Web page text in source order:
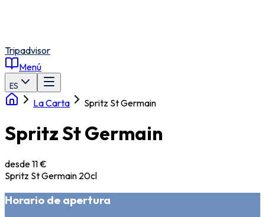
Tripadvisor
Menú
ES
La Carta Spritz St Germain
Spritz St Germain
desde 11 €
Spritz St Germain 20cl
Horario de apertura